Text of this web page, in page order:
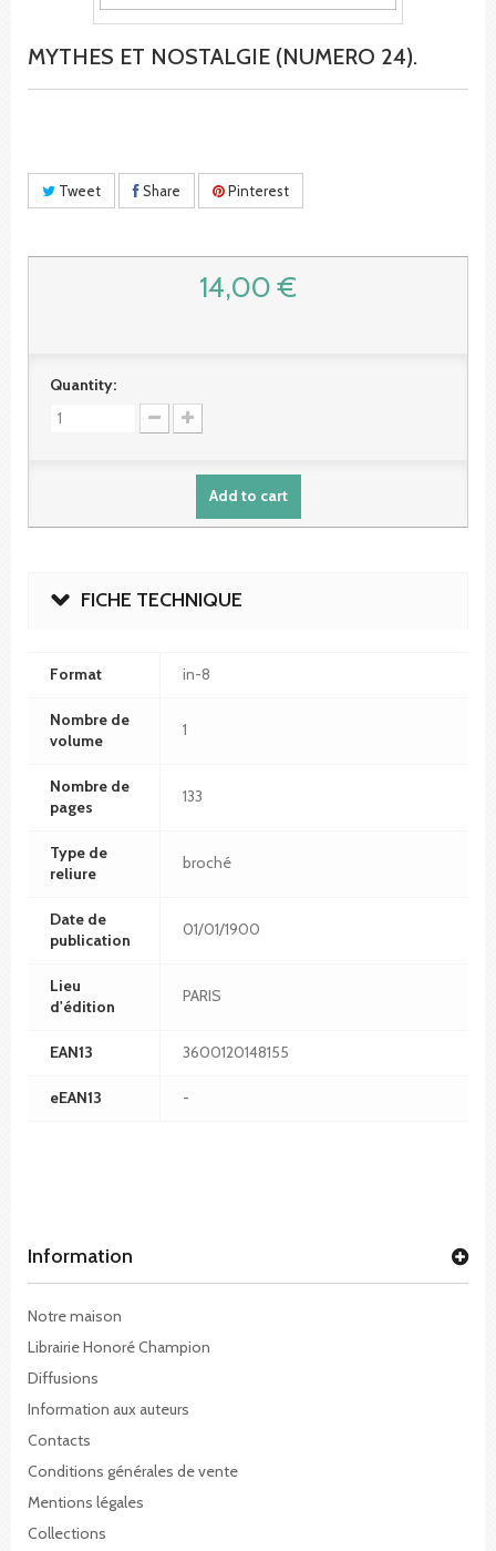
MYTHES ET NOSTALGIE (NUMERO 24).
Tweet Share Pinterest
14,00 €
Quantity:
Add to cart
FICHE TECHNIQUE
Format in-8
Nombre de
volume
1
Nombre de
pages
133
Type de
reliure
broché
Date de
publication
01/01/1900
Lieu
d'édition
PARIS
EAN13 3600120148155
eEAN13 -
Information
Notre maison
Librairie Honoré Champion
Diffusions
Information aux auteurs
Contacts
Conditions générales de vente
Mentions légales
Collections